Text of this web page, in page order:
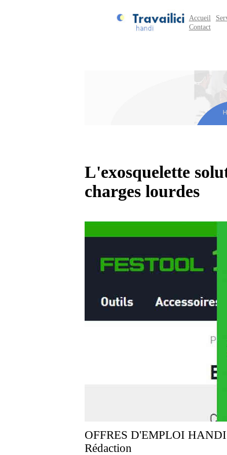
Accueil
Contact
L'exosquelette
charges lourdes
OFFRES D'EMPLOI
Rédaction